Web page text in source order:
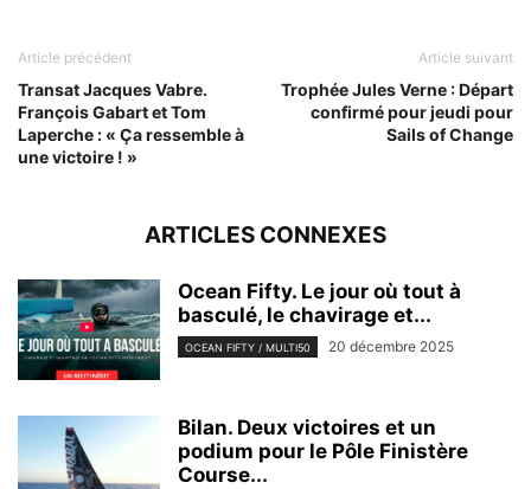
Article précédent
Transat Jacques Vabre.
François Gabart et Tom
Laperche : « Ça ressemble à
une victoire ! »
Article suivant
Trophée Jules Verne : Départ
confirmé pour jeudi pour
Sails of Change
ARTICLES CONNEXES
Ocean Fifty. Le jour où tout à
basculé, le chavirage et...
OCEAN FIFTY / MULTI50 20 décembre 2025
Bilan. Deux victoires et un
podium pour le Pôle Finistère
Course...